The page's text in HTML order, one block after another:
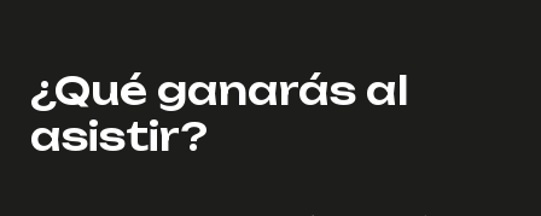
¿Qué ganarás al
asistir?